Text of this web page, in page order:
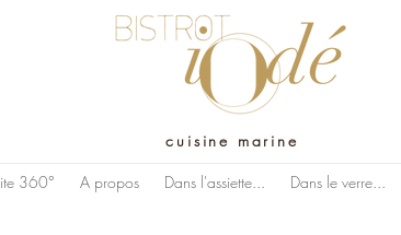
cuisine marine
360°
A propos Dans l'assiette... Dans le verre...